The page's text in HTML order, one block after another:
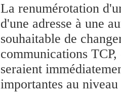
La renumérotation
d'une adresse à une
souhaitable de
communications
seraient
importantes au